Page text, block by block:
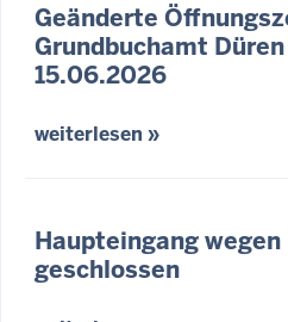
Geänderte
Grundbuchamt
15.06.2026
weiterlesen »
Haupteingang
geschlossen